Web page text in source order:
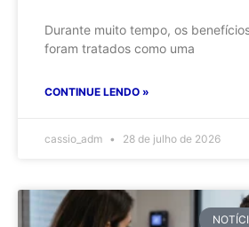
Durante muito tempo, os
foram tratados como uma
CONTINUE LENDO »
cassio_adm 28 de julho de 2026